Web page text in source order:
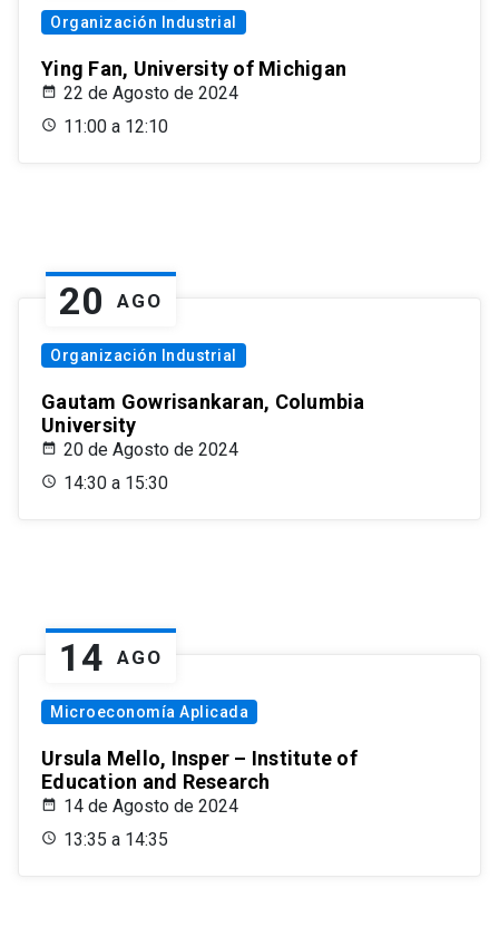
Organización Industrial
Ying Fan, University of Michigan
22 de Agosto de 2024
11:00 a 12:10
20 AGO
Organización Industrial
Gautam Gowrisankaran, Columbia
University
20 de Agosto de 2024
14:30 a 15:30
14 AGO
Microeconomía Aplicada
Ursula Mello, Insper – Institute of
Education and Research
14 de Agosto de 2024
13:35 a 14:35